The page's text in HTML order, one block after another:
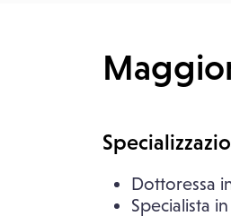
Dottoressa
Specialista